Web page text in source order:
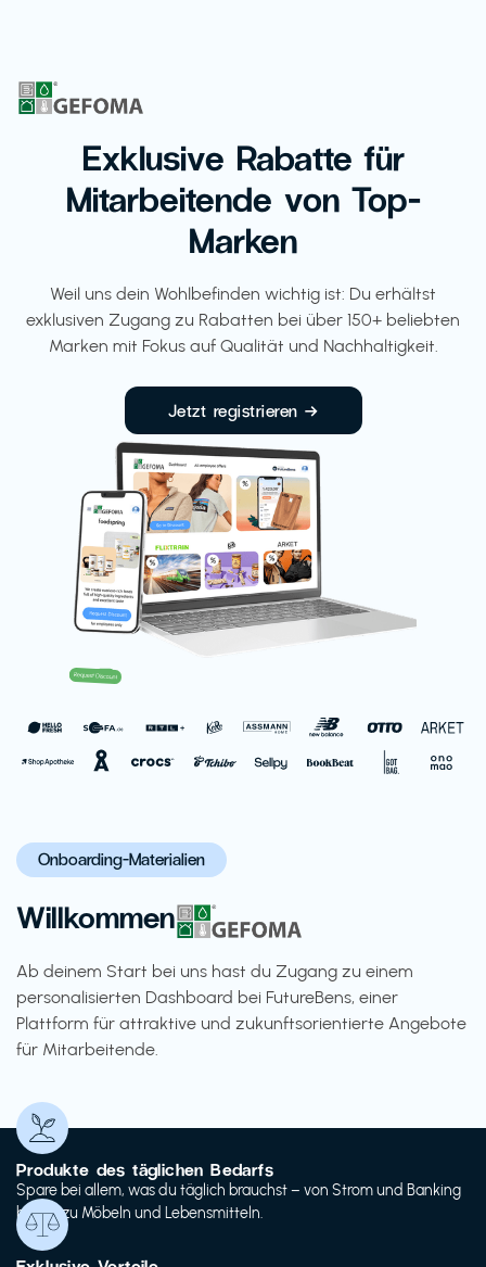
Exklusive Rabatte für
Mitarbeitende von Top-
Marken
Weil uns dein Wohlbefinden wichtig ist: Du erhältst
exklusiven Zugang zu Rabatten bei über 150+ beliebten
Marken mit Fokus auf Qualität und Nachhaltigkeit.
Jetzt registrieren →
Onboarding-Materialien
Willkommen
Ab deinem Start bei uns hast du Zugang zu einem
personalisierten Dashboard bei FutureBens, einer
Plattform für attraktive und zukunftsorientierte Angebote
für Mitarbeitende.
Produkte des täglichen Bedarfs
Spare bei allem, was du täglich brauchst – von Strom und Banking
bis hin zu Möbeln und Lebensmitteln.